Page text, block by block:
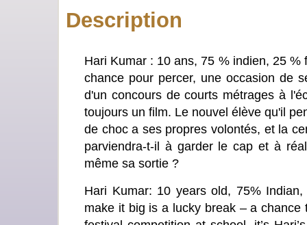
Description
Hari Kumar : 10 ans, 75 % indien, 25
chance pour percer, une occasion de
d'un concours de courts métrages à
toujours un film. Le nouvel élève qu'il
de choc a ses propres volontés, et la
parviendra-t-il à garder le cap et à
même sa sortie ?
Hari Kumar: 10 years old, 75%
make it big is a lucky break – a